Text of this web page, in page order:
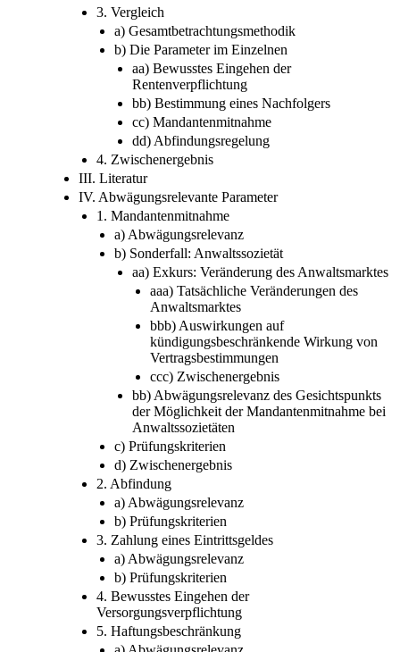
2. LG München I, Urteil vom 04.03.2013 – 15 O
8167/12
3. Vergleich
a) Gesamtbetrachtungsmethodik
b) Die Parameter im Einzelnen
aa) Bewusstes Eingehen der
Rentenverpflichtung
bb) Bestimmung eines Nachfolgers
cc) Mandantenmitnahme
dd) Abfindungsregelung
4. Zwischenergebnis
III. Literatur
IV. Abwägungsrelevante Parameter
1. Mandantenmitnahme
a) Abwägungsrelevanz
b) Sonderfall: Anwaltssozietät
aa) Exkurs: Veränderung des Anwaltsmarktes
aaa) Tatsächliche Veränderungen des
Anwaltsmarktes
bbb) Auswirkungen auf
kündigungsbeschränkende Wirkung von
Vertragsbestimmungen
ccc) Zwischenergebnis
bb) Abwägungsrelevanz des Gesichtspunkts
der Möglichkeit der Mandantenmitnahme bei
Anwaltssozietäten
c) Prüfungskriterien
d) Zwischenergebnis
2. Abfindung
a) Abwägungsrelevanz
b) Prüfungskriterien
3. Zahlung eines Eintrittsgeldes
a) Abwägungsrelevanz
b) Prüfungskriterien
4. Bewusstes Eingehen der
Versorgungsverpflichtung